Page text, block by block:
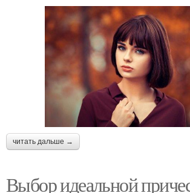
читать дальше →
Выбор идеальной